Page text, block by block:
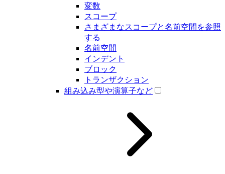
変数
スコープ
さまざまなスコープと名前空間を参照
する
名前空間
インデント
ブロック
トランザクション
組み込み型や演算子など